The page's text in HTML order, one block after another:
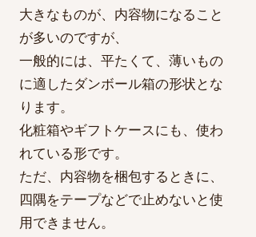
大きな ものが、内容物になること
が多いのですが、
一般的には、平たくて、薄いもの
に適したダンボール箱の形状とな
ります。
化粧箱やギフトケースにも、使わ
れている形です。
ただ、内容物を梱包するときに、
四隅をテープなどで止めないと使
用できません。